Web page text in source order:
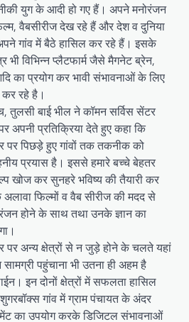
युग के आदी हो गए हैं। अपने मनोरंजन
वैबसीरीज देख रहे हैं और देश व दुनिया
गांव में बैठे हासिल कर रहे हैं। इसके
भी विभिन्न प्लैटफार्म जैसे मैगनेट ब्रेन,
का प्रयोग कर भावी संभावनाओं के लिए
रहे है।
तुलसी बाई भील ने कॉमन सर्विस सेंटर
अपनी प्रतिक्रिया देते हुए कहा कि
पर पिछड़े हुए गांवों तक तकनीक को
प्रयास है। इससे हमारे बच्चे बेहतर
खोज कर सुनहरे भविष्य की तैयारी कर
फिल्मों व वैब सीरीज की मदद से
होने के साथ तथा उनके ज्ञान का
पर अन्य क्षेत्रों से न जुड़े होने के चलते यहां
पहुंचाना भी उतना ही अहम है
इन दोनों क्षेत्रों में सफलता हासिल
गांव में ग्राम पंचायत के अंदर
का उपयोग करके डिजिटल संभावनाओं